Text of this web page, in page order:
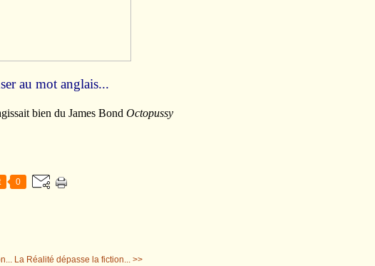
au mot anglais...
bien du James Bond Octopussy
0
La Réalité dépasse la fiction... >>